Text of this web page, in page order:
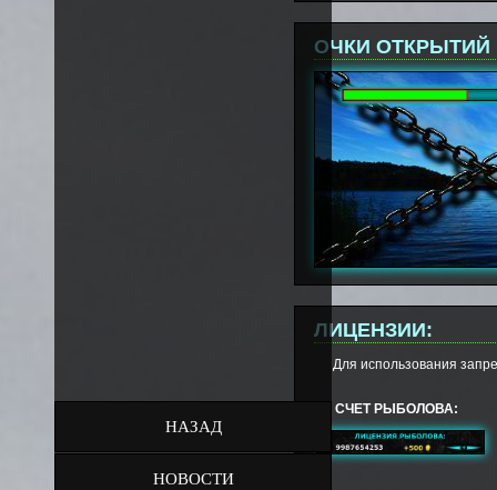
ОЧКИ ОТКРЫТИЙ
ЛИЦЕНЗИИ:
Для использования
СЧЕТ РЫБОЛОВА:
НАЗАД
НОВОСТИ